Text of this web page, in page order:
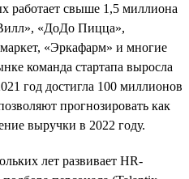
работает свыше 1,5 миллиона
«ДоДо Пицца»,
«Эркафарм» и многие
команда стартапа выросла
год достигла 100 миллионов
прогнозировать как
выручки в 2022 году.
лет развивает HR-